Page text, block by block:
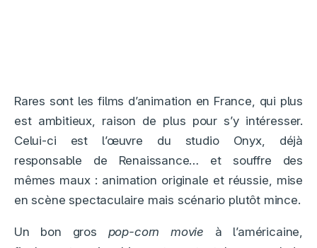
Rares sont les films d’animation en France, qui plus
est ambitieux, raison de plus pour s’y intéresser.
Celui-ci est l’œuvre du studio Onyx, déjà
responsable de Renaissance… et souffre des
mêmes maux : animation originale et réussie, mise
en scène spectaculaire mais scénario plutôt mince.
Un bon gros pop-corn movie à l’américaine,